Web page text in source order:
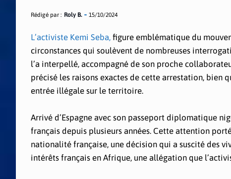
Rédigé par : Roly B. 15/10/2024
L’activiste Kemi Seba, figure emblématique du
circonstances qui soulèvent de nombreuses
l’a interpellé, accompagné de son proche
précisé les raisons exactes de cette arrestation, bien
entrée illégale sur le territoire.
Arrivé d’Espagne avec son passeport diplomatique
français depuis plusieurs années. Cette attention
nationalité française, une décision qui a suscité des
intérêts français en Afrique, une allégation que